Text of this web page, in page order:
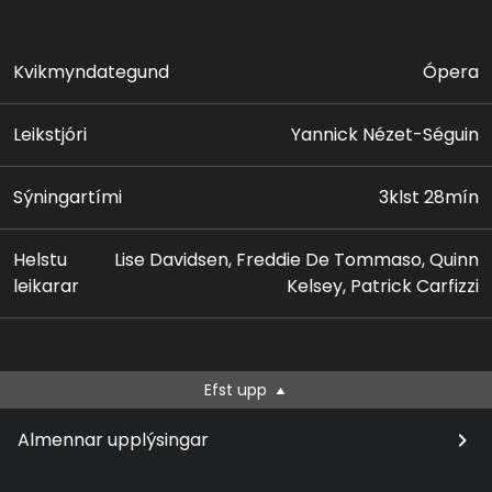
Kvikmyndategund Ópera
Leikstjóri Yannick Nézet-Séguin
Sýningartími 3klst 28mín
Helstu
leikarar
Lise Davidsen, Freddie De Tommaso, Quinn
Kelsey, Patrick Carfizzi
Efst upp
Almennar upplýsingar